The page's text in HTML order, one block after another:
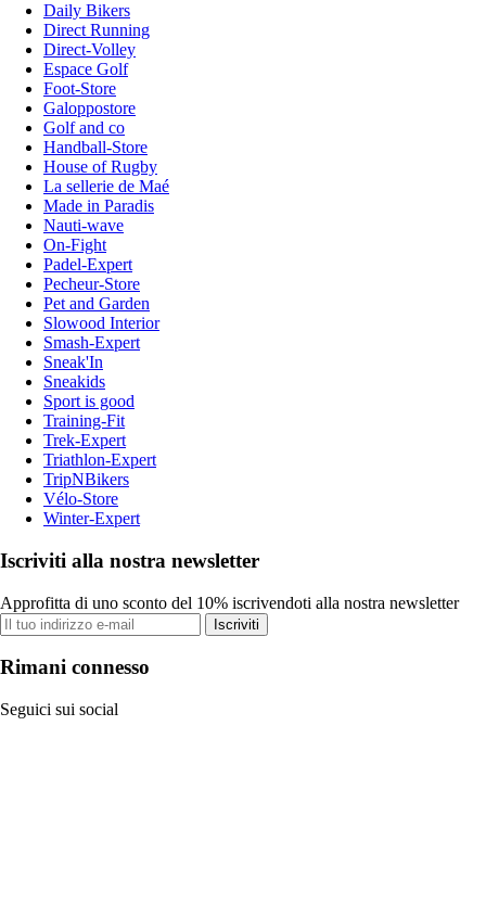
Daily Bikers
Direct Running
Direct-Volley
Espace Golf
Foot-Store
Galoppostore
Golf and co
Handball-Store
House of Rugby
La sellerie de Maé
Made in Paradis
Nauti-wave
On-Fight
Padel-Expert
Pecheur-Store
Pet and Garden
Slowood Interior
Smash-Expert
Sneak'In
Sneakids
Sport is good
Training-Fit
Trek-Expert
Triathlon-Expert
TripNBikers
Vélo-Store
Winter-Expert
Iscriviti alla nostra newsletter
Approfitta di uno sconto del 10% iscrivendoti alla nostra newsletter
Iscriviti
Rimani connesso
Seguici sui social